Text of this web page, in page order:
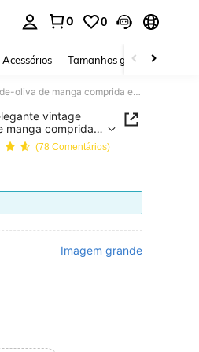
0 0
Acessórios Tamanhos grandes
Vestido de malha com laço de gola elegante vintage para meninas, vestido verde-oliva de manga comprida e cintura alta plissado
vintage
manga comprida e
(78 Comentários)
Imagem grande